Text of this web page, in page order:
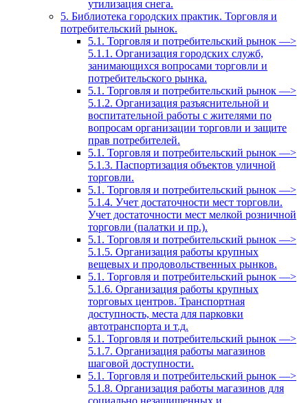
утилизация снега.
5. Библиотека городских практик. Торговля и
потребительский рынок.
5.1. Торговля и потребительский рынок —>
5.1.1. Организация городских служб,
занимающихся вопросами торговли и
потребительского рынка.
5.1. Торговля и потребительский рынок —>
5.1.2. Организация разъяснительной и
воспитательной работы с жителями по
вопросам организации торговли и защите
прав потребителей.
5.1. Торговля и потребительский рынок —>
5.1.3. Паспортизация объектов уличной
торговли.
5.1. Торговля и потребительский рынок —>
5.1.4. Учет достаточности мест торговли.
Учет достаточности мест мелкой розничной
торговли (палатки и пр.).
5.1. Торговля и потребительский рынок —>
5.1.5. Организация работы крупных
вещевых и продовольственных рынков.
5.1. Торговля и потребительский рынок —>
5.1.6. Организация работы крупных
торговых центров. Транспортная
доступность, места для парковки
автотранспорта и т.д.
5.1. Торговля и потребительский рынок —>
5.1.7. Организация работы магазинов
шаговой доступности.
5.1. Торговля и потребительский рынок —>
5.1.8. Организация работы магазинов для
социально незащищенных и